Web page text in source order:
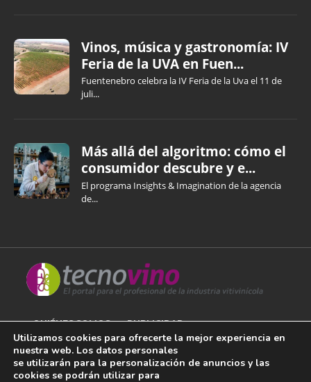
Vinos, música y gastronomía: IV
Feria de la UVA en Fuen...
Fuentenebro celebra la IV Feria de la Uva el 11 de
juli...
Más allá del algoritmo: cómo el
consumidor descubre y e...
El programa Insights & Imagination de la agencia
de...
QUIÉNES SOMOS PUBLICIDAD
AVISO LEGAL
POLÍTICA DE COOKIES
Utilizamos cookies para ofrecerte la mejor experiencia en
nuestra web. Los datos personales
se utilizarán para la personalización de anuncios y las
cookies se podrán utilizar para